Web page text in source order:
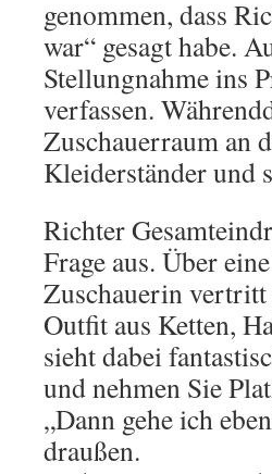
genommen, dass
war“ gesagt habe.
Stellungnahme ins
verfassen.
Zuschauerraum an
Kleiderständer und
Richter
Frage aus. Über
Zuschauerin vertritt
Outfit aus Ketten,
sieht dabei
und nehmen Sie
„Dann gehe ich
draußen.